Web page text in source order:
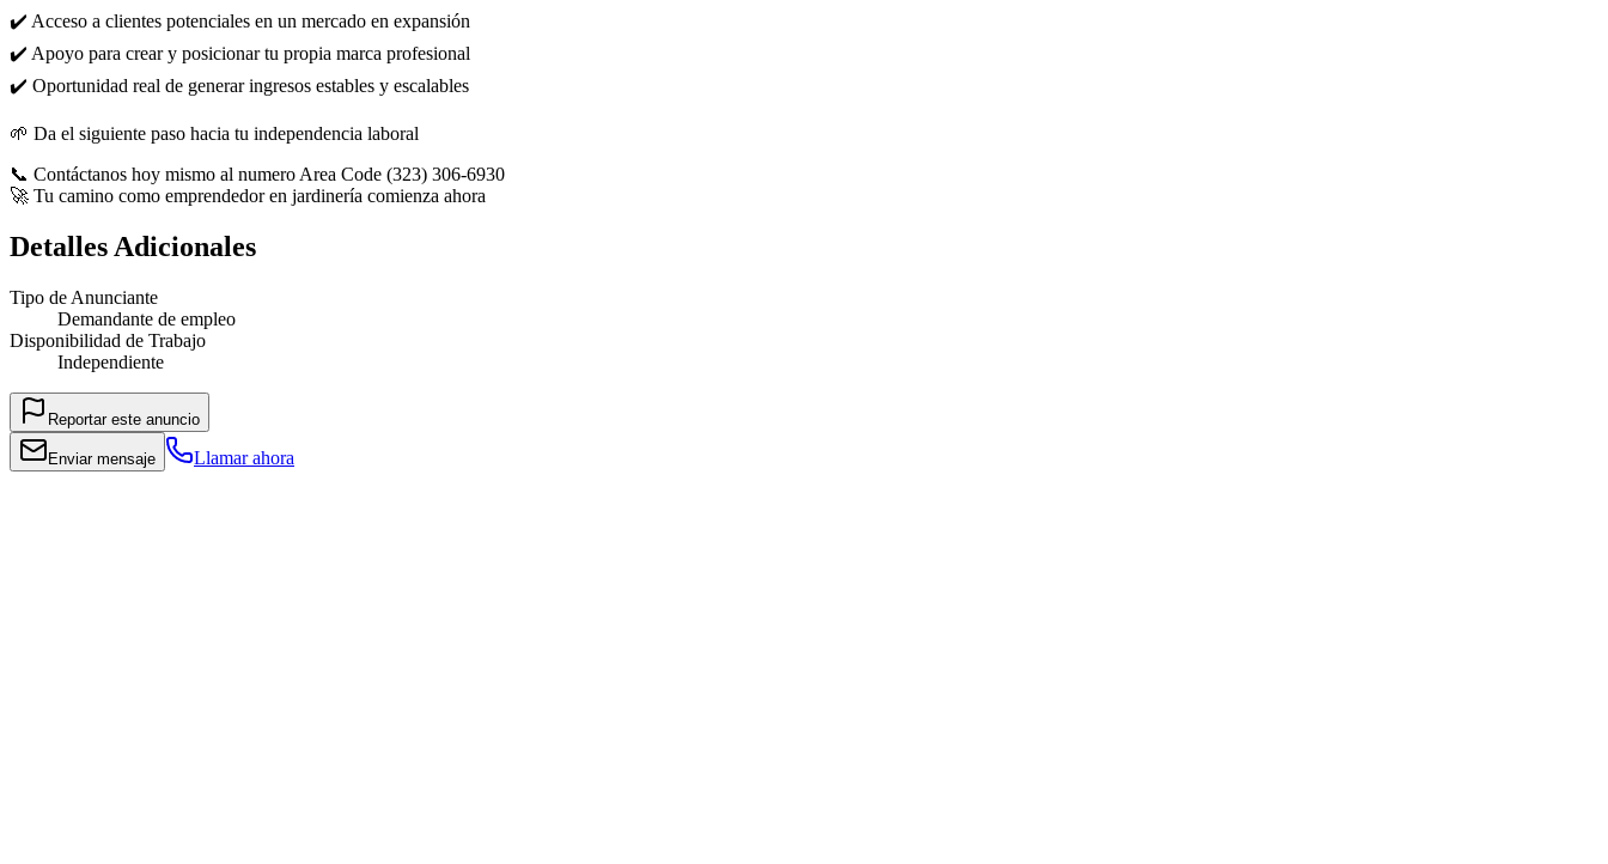
✔️ Acceso a clientes potenciales en un mercado en expansión
✔️ Apoyo para crear y posicionar tu propia marca profesional
✔️ Oportunidad real de generar ingresos estables y escalables
🌱 Da el siguiente paso hacia tu independencia laboral
📞 Contáctanos hoy mismo al numero Area Code (323) 306-6930
🚀 Tu camino como emprendedor en jardinería comienza ahora
Detalles Adicionales
Tipo de Anunciante
Demandante de empleo
Disponibilidad de Trabajo
Independiente
Reportar este anuncio
Enviar mensaje Llamar ahora